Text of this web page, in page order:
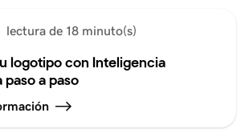
lectura de 18 minuto(s)
logotipo con Inteligencia
a paso